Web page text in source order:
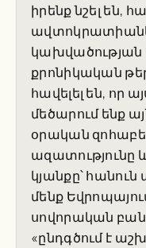
իրենք նշել են,
կախվածության
քրոնիկական
հավելել են, որ
մեծարում ենք
օրական
ազատությունը
կյանքը՝ հանուն
մենք
սովորական
«ընդգծում է